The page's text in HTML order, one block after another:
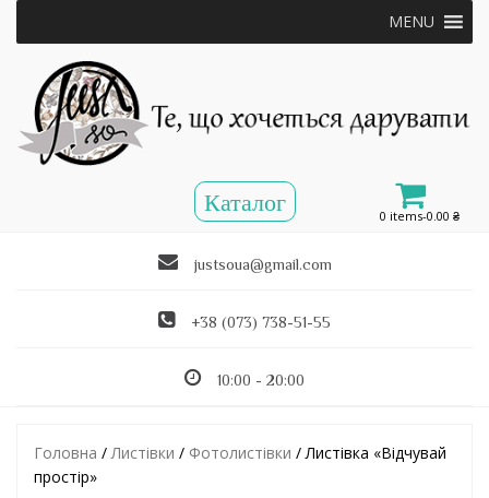
MENU
0 items-0.00₴
justsoua@gmail.com
+38 (073) 738-51-55
10:00 - 20:00
Головна /Листівки / Фотолистівки / Листівка «Відчувай
простір»